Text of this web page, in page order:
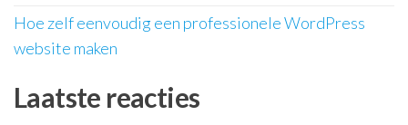
Hoe zelf eenvoudig een professionele WordPress
website maken
Laatste reacties